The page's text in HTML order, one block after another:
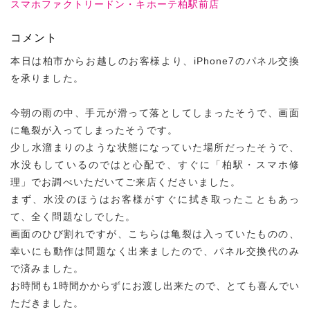
スマホファクトリードン・キホーテ柏駅前店
コメント
本日は柏市からお越しのお客様より、iPhone7のパネル交換
を承りました。
今朝の雨の中、手元が滑って落としてしまったそうで、画面
に亀裂が入ってしまったそうです。
少し水溜まりのような状態になっていた場所だったそうで、
水没もしているのではと心配で、すぐに「柏駅・スマホ修
理」でお調べいただいてご来店くださいました。
まず、水没のほうはお客様がすぐに拭き取ったこともあっ
て、全く問題なしでした。
画面のひび割れですが、こちらは亀裂は入っていたものの、
幸いにも動作は問題なく出来ましたので、パネル交換代のみ
で済みました。
お時間も1時間かからずにお渡し出来たので、とても喜んでい
ただきました。